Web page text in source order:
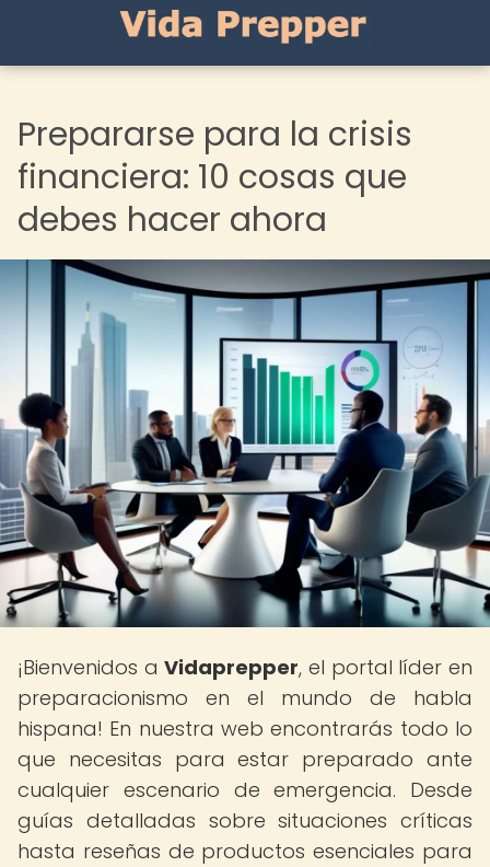
Prepararse para la crisis
financiera: 10 cosas que
debes hacer ahora
¡Bienvenidos aVidaprepper, el portal líder en
preparacionismo en el mundo de habla
hispana! En nuestra web encontrarás todo lo
que necesitas para estar preparado ante
cualquier escenario de emergencia. Desde
guías detalladas sobre situaciones críticas
hasta reseñas de productos esenciales para